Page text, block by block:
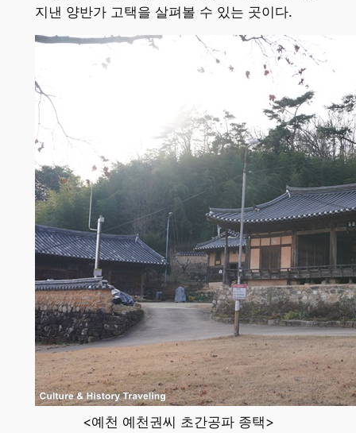
지낸 양반가 고택을 살펴볼 수 있는 곳이다.
<예천 예천권씨 초간공파 종택>